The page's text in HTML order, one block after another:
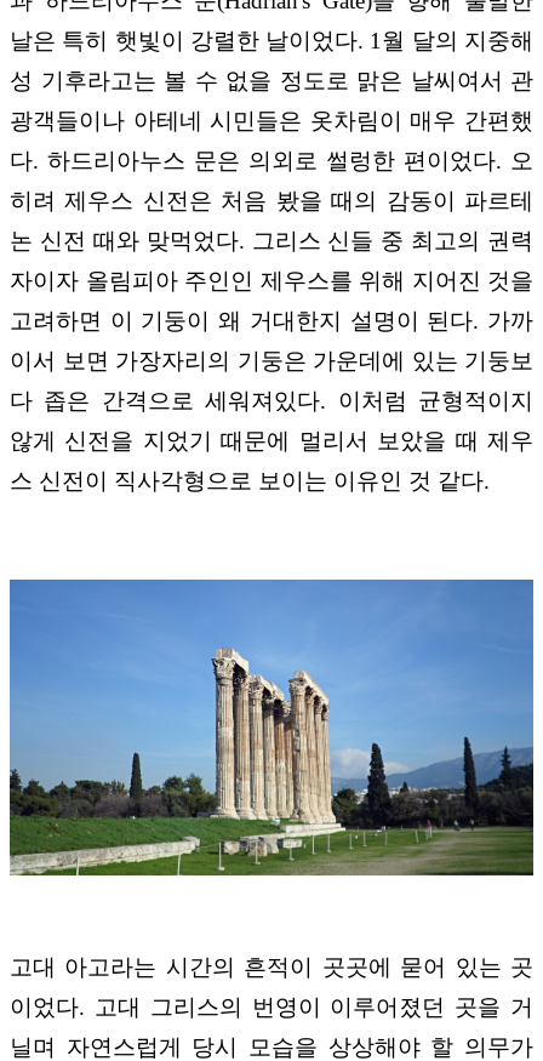
날은 특히 햇빛이 강렬한 날이었다. 1월 달의 지중해
성 기후라고는 볼 수 없을 정도로 맑은 날씨여서 관
광객들이나 아테네 시민들은 옷차림이 매우 간편했
다. 하드리아누스 문은 의외로 썰렁한 편이었다. 오
히려 제우스 신전은 처음 봤을 때의 감동이 파르테
논 신전 때와 맞먹었다. 그리스 신들 중 최고의 권력
자이자 올림피아 주인인 제우스를 위해 지어진 것을
고려하면 이 기둥이 왜 거대한지 설명이 된다. 가까
이서 보면 가장자리의 기둥은 가운데에 있는 기둥보
다 좁은 간격으로 세워져있다. 이처럼 균형적이지
않게 신전을 지었기 때문에 멀리서 보았을 때 제우
스 신전이 직사각형으로 보이는 이유인 것 같다.
고대 아고라는 시간의 흔적이 곳곳에 묻어 있는 곳
이었다. 고대 그리스의 번영이 이루어졌던 곳을 거
닐며 자연스럽게 당시 모습을 상상해야 할 의무가